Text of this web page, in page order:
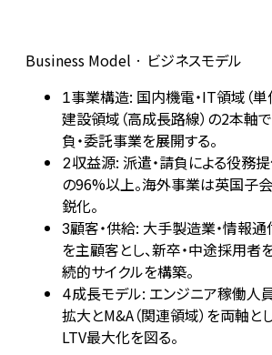
Business Model · ビジネスモデル
1事業構造: 国内機電・IT領域（
建設領域（高成長路線）の2本軸
負・委託事業を展開する。
2収益源: 派遣・請負による役務
の96%以上。海外事業は英国子
鋭化。
3顧客・供給: 大手製造業・情報
を主顧客とし、新卒・中途採用者
続的サイクルを構築。
4成長モデル: エンジニア稼働人
拡大とM&A（関連領域）を両軸と
LTV最大化を図る。